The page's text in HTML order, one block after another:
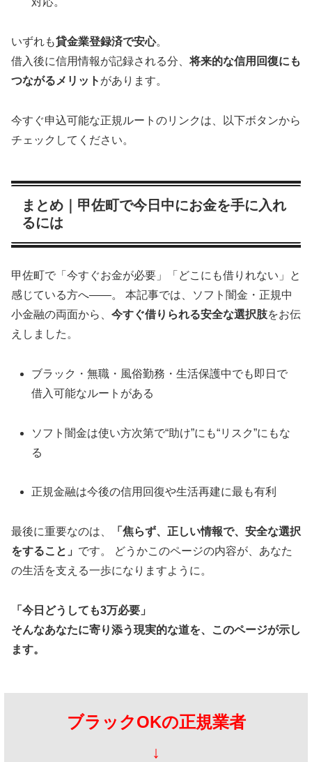
いずれも貸金業登録済で安心。
借入後に信用情報が記録される分、将来的な信用回復にも
つながるメリット があります。
今すぐ申込可能な正規ルートのリンクは、以下ボタンから
チェックしてください。
まとめ｜甲佐町で今日中にお金を手に入れ
るには
甲佐町で「今すぐお金が必要」「どこにも借りれない」と
感じている方へ――。 本記事では、ソフト闇金・正規中
小金融の両面から、 今すぐ借りられる安全な選択肢をお伝
えしました。
ブラック・無職・風俗勤務・生活保護中でも即日で
借入可能なルートがある
ソフト闇金は使い方次第で“助け”にも“リスク”にもな
る
正規金融は今後の信用回復や生活再建に最も有利
最後に重要なのは、
「焦らず、正しい情報で、安全な選択
をすること」 です。 どうかこのページの内容が、あなた
の生活を支える一歩になりますように。
「今日どうしても3万必要」
そんなあなたに寄り添う現実的な道を、このページが示し
ます。
ブラックOKの正規業者
↓